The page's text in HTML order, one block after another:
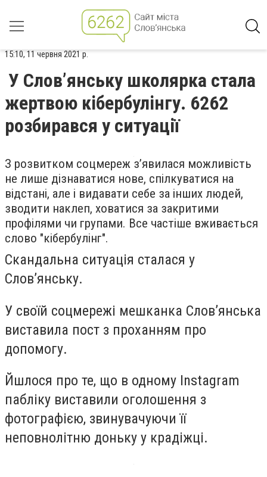
15:10, 11 червня 2021 р.
У Слов’янську школярка стала
жертвою кібербулінгу. 6262
розбирався у ситуації
З розвитком соцмереж з’явилася можливість
не лише дізнаватися нове, спілкуватися на
відстані, але і видавати себе за інших людей,
зводити наклеп, ховатися за закритими
профілями чи групами. Все частіше вживається
слово "кібербулінг".
Скандальна ситуація сталася у
Слов’янську.
У своїй соцмережі мешканка Слов’янська
виставила пост з проханням про
допомогу.
Йшлося про те, що в одному Instagram
пабліку виставили оголошення з
фотографією, звинувачуючи її
неповнолітню доньку у крадіжці.